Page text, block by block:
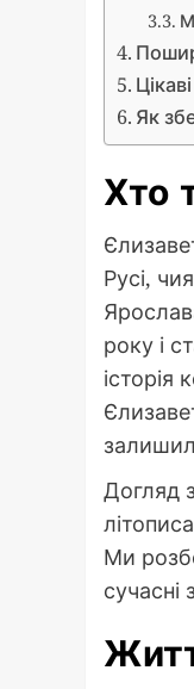
Як
Хто
Русі,
року і
історія
Догляд
Ми
сучасні